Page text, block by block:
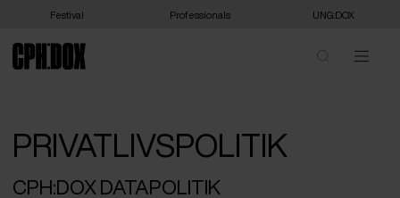
Festival Professionals UNG:DOX
PRIVATLIVSPOLITIK
CPH:DOX DATAPOLITIK